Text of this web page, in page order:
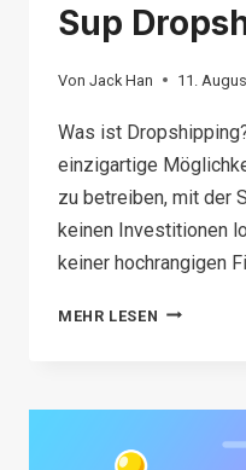
Sup
Von Jack Han 11.
Was ist
einzigartige
zu betreiben, mit der
keinen Investitionen
keiner hochrangigen
MEHR LESEN WAS
WAS